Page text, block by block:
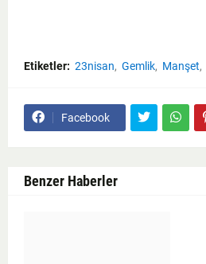
Etiketler: 23nisan Gemlik Manşet
Facebook
Benzer Haberler